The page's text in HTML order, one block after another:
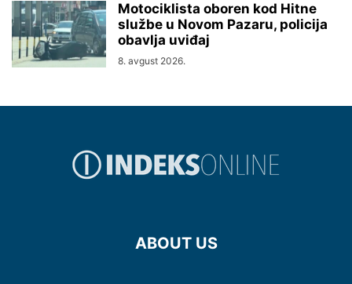
Motociklista oboren kod Hitne
službe u Novom Pazaru, policija
obavlja uviđaj
8. avgust 2026.
ABOUT US